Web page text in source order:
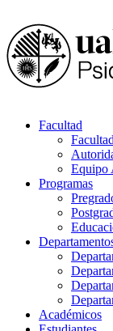
Facultad
Facultad
Equipo
Programas
Académicos